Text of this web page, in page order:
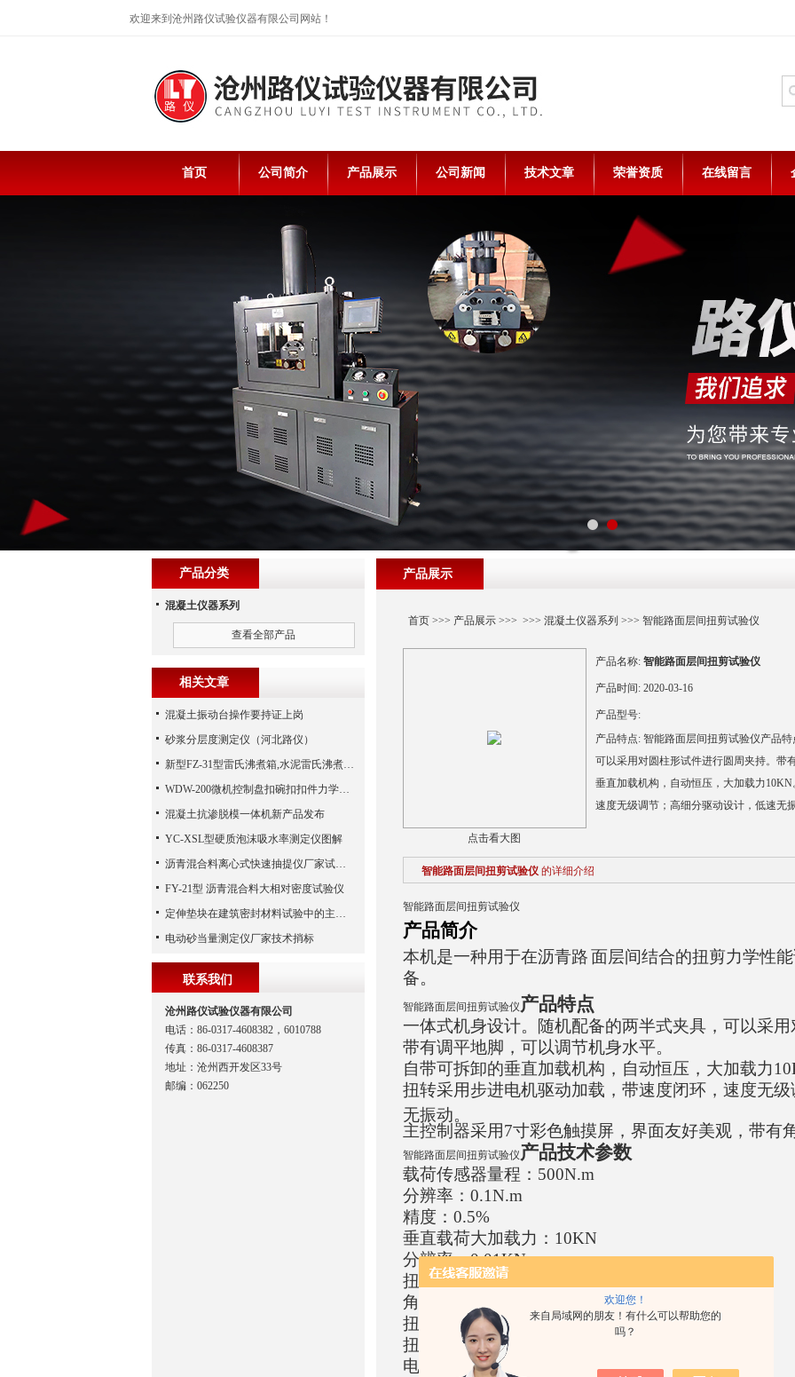
欢迎您！
来自局域网的朋友！有什么可以帮助您的
吗？
欢迎来到沧州路仪试验仪器有限公司网站！
首页 公司简介 产品展示 公司新闻 技术文章 荣誉资质 在线留言
产品展示
首页>>> 产品展示>>> >>> 混凝土仪器系列 >>> 智能路面层间扭剪试验仪
点击看大图
产品名称: 智能路面层间扭剪试验仪
产品时间: 2020-03-16
产品型号:
产品特点: 智能路面层间扭剪试验仪产品
可以采用对圆柱形试件进行圆周夹持。带
垂直加载机构，自动恒压，大加载力
速度无级调节；高细分驱动设计，低速无
智能路面层间扭剪试验仪 的详细介绍
智能路面层间扭剪试验仪
产品简介
本机是一种用于在沥青路面层间结合的扭剪力学性
备。
智能路面层间扭剪试验仪产品特点
一体式机身设计。随机配备的两半式夹具，可以采
带有调平地脚，可以调节机身水平。
自带可拆卸的垂直加载机构，自动恒压，大加载力
扭转采用步进电机驱动加载，带速度闭环，速度无
无振动。
主控制器采用7寸彩色触摸屏，界面友好美观，带有
智能路面层间扭剪试验仪产品技术参数
载荷传感器量程： 500N.m
分辨率： 0.1N.m
精度： 0.5%
垂直载荷大加载力： 10KN
分辨率：0.01KN
扭剪大角度：300
角度分辨率：
扭剪加载速度：
0.1-10rpm无极调速
扭剪夹具适应范围：Φ
电源：
AC220V
产品分类
混凝土仪器系列
查看全部产品
相关文章
混凝土振动台操作要持证上岗
砂浆分层度测定仪（河北路仪）
新型FZ-31型雷氏沸煮箱,水泥雷氏沸煮箱,（沧州路仪）
WDW-200微机控制盘扣碗扣扣件力学试验机配置夹具详单
混凝土抗渗脱模一体机新产品发布
YC-XSL型硬质泡沫吸水率测定仪图解
沥青混合料离心式快速抽提仪厂家试验方法
FY-21型 沥青混合料大相对密度试验仪
定伸垫块在建筑密封材料试验中的主要功能解析
电动砂当量测定仪厂家技术捎标
联系我们
沧州路仪试验仪器有限公司
电话：86-0317-4608382，6010788
传真：86-0317-4608387
地址：沧州西开发区33号
邮编：062250